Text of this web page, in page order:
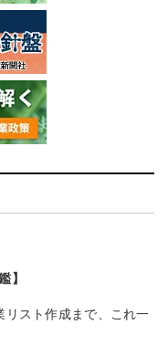
】
リスト作成まで、これ一